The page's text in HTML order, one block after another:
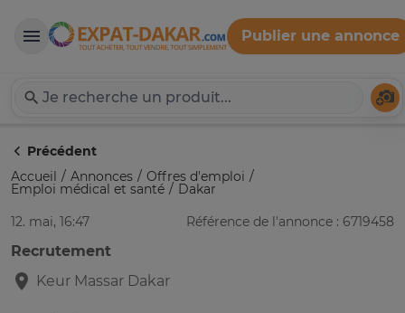
Expat-Dakar
Publier une annonce
Précédent
Accueil
Annonces Offres d'emploi
Emploi médical et santé
Dakar
12. mai, 16:47
Référence de l'annonce : 6719458
Recrutement
Keur Massar Dakar